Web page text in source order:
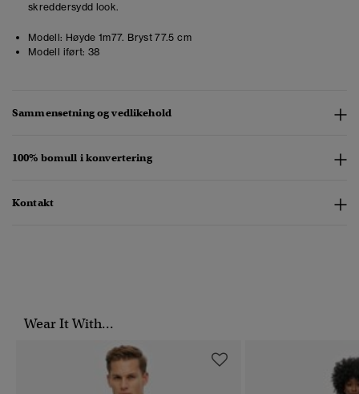
skreddersydd look.
Modell: Høyde 1m77. Bryst 77.5 cm
Modell iført: 38
Sammensetning og vedlikehold
100% bomull i konvertering
Kontakt
Wear It With...